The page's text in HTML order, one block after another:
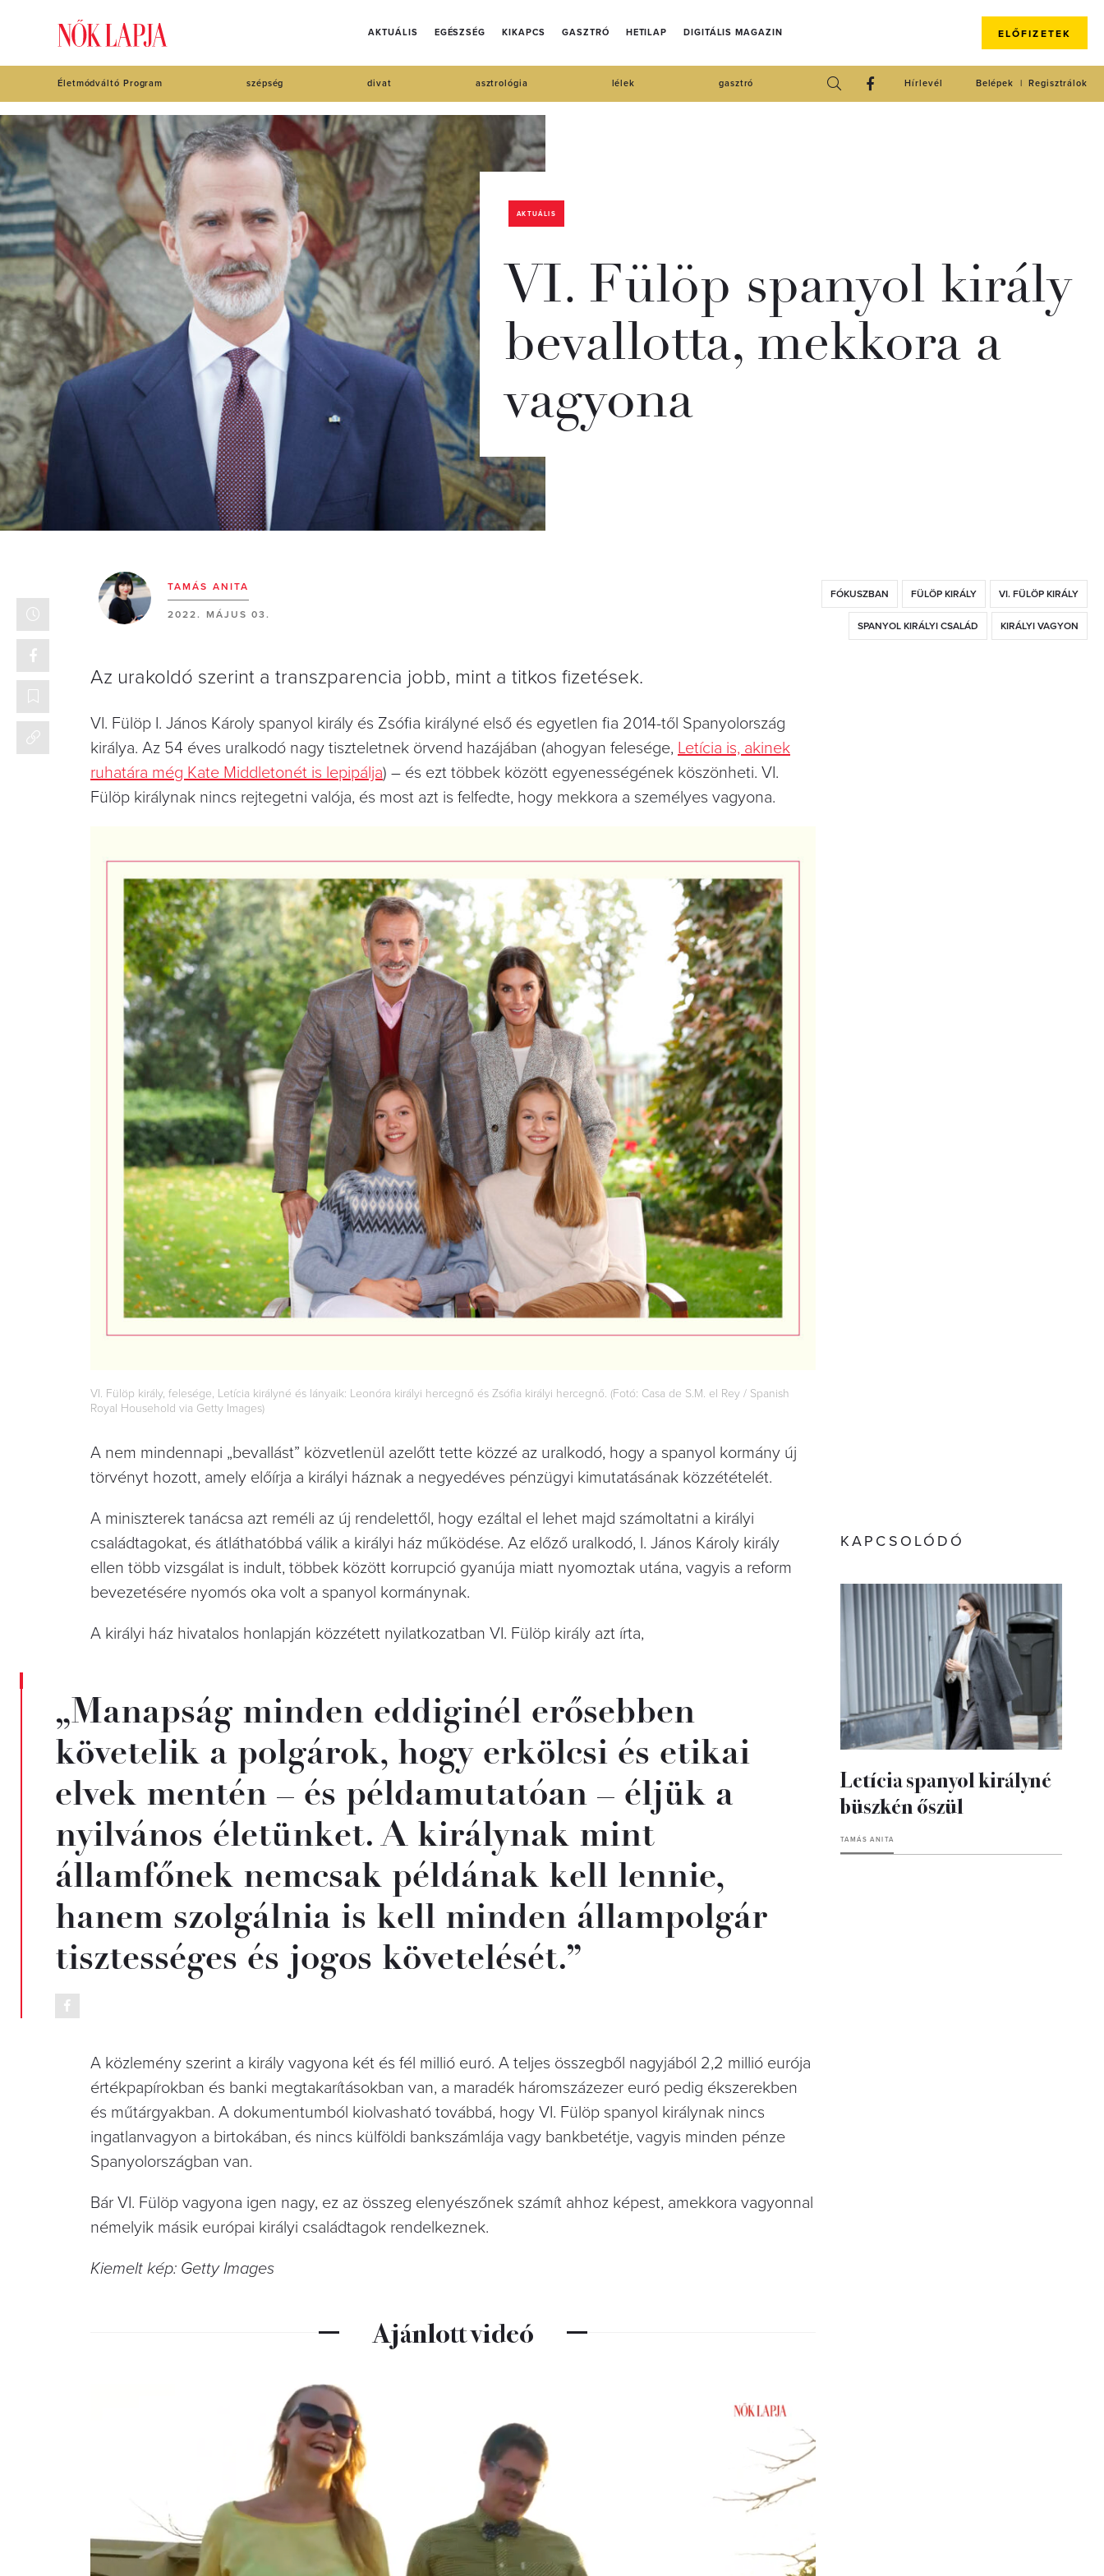
AKTUÁLIS EGÉSZSÉG KIKAPCS GASZTRÓ HETILAP DIGITÁLIS MAGAZIN ELŐFIZETEK
Életmódváltó Program szépség divat asztrológia lélek gasztró Regisztrálok
Belépek
Hírlevél
AKTUÁLIS
VI. Fülöp spanyol király
bevallotta, mekkora a
vagyona
TAMÁS ANITA
2022. MÁJUS 03.
FÓKUSZBAN FÜLÖP KIRÁLY VI. FÜLÖP KIRÁLY
SPANYOL KIRÁLYI CSALÁD KIRÁLYI VAGYON
Az urakoldó szerint a transzparencia jobb, mint a titkos fizetések.
VI. Fülöp I. János Károly spanyol király és Zsófia királyné első és egyetlen fia 2014-től Spanyolország
királya. Az 54 éves uralkodó nagy tiszteletnek örvend hazájában (ahogyan felesége, Letícia is, akinek
ruhatára még Kate Middletonét is lepipálja) – és ezt többek között egyenességének köszönheti. VI.
Fülöp királynak nincs rejtegetni valója, és most azt is felfedte, hogy mekkora a személyes vagyona.
VI. Fülöp király, felesége, Letícia királyné és lányaik: Leonóra királyi hercegnő és Zsófia királyi hercegnő. (Fotó: Casa de S.M. el Rey / Spanish
Royal Household via Getty Images)
A nem mindennapi „bevallást” közvetlenül azelőtt tette közzé az uralkodó, hogy a spanyol kormány új
törvényt hozott, amely előírja a királyi háznak a negyedéves pénzügyi kimutatásának közzétételét.
KAPCSOLÓDÓ
Letícia spanyol királyné
büszkén őszül
TAMÁS ANITA
A miniszterek tanácsa azt reméli az új rendelettől, hogy ezáltal el lehet majd számoltatni a királyi
családtagokat, és átláthatóbbá válik a királyi ház működése. Az előző uralkodó, I. János Károly király
ellen több vizsgálat is indult, többek között korrupció gyanúja miatt nyomoztak utána, vagyis a reform
bevezetésére nyomós oka volt a spanyol kormánynak.
A királyi ház hivatalos honlapján közzétett nyilatkozatban VI. Fülöp király azt írta,
„Manapság minden eddiginél erősebben
követelik a polgárok, hogy erkölcsi és etikai
elvek mentén – és példamutatóan – éljük a
nyilvános életünket. A királynak mint
államfőnek nemcsak példának kell lennie,
hanem szolgálnia is kell minden állampolgár
tisztességes és jogos követelését.”
A közlemény szerint a király vagyona két és fél millió euró. A teljes összegből nagyjából 2,2 millió eurója
értékpapírokban és banki megtakarításokban van, a maradék háromszázezer euró pedig ékszerekben
és műtárgyakban. A dokumentumból kiolvasható továbbá, hogy VI. Fülöp spanyol királynak nincs
ingatlanvagyon a birtokában, és nincs külföldi bankszámlája vagy bankbetétje, vagyis minden pénze
Spanyolországban van.
Bár VI. Fülöp vagyona igen nagy, ez az összeg elenyészőnek számít ahhoz képest, amekkora vagyonnal
némelyik másik európai királyi családtagok rendelkeznek.
Kiemelt kép: Getty Images
Ajánlott videó